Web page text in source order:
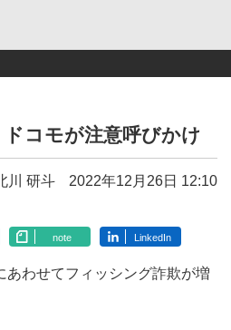
コモが注意呼びかけ
川 研斗 2022年12月26日 12:10
note LinkedIn
わせてフィッシング詐欺が増